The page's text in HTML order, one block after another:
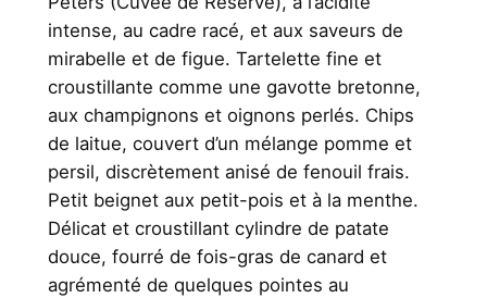
intense, au cadre racé, et aux saveurs de
mirabelle et de figue. Tartelette fine et
croustillante comme une gavotte bretonne,
aux champignons et oignons perlés. Chips
de laitue, couvert d’un mélange pomme et
persil, discrètement anisé de fenouil frais.
Petit beignet aux petit-pois et à la menthe.
Délicat et croustillant cylindre de patate
douce, fourré de fois-gras de canard et
agrémenté de quelques pointes au